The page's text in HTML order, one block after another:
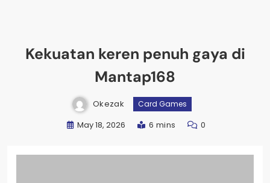
Kekuatan keren penuh gaya di
Mantap168
Okezak Card Games
May 18, 2026 6 mins 0